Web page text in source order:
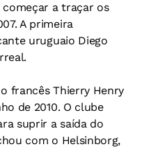
começar a traçar os
A primeira
uruguaio Diego
francês Thierry Henry
de 2010. O clube
suprir a saída do
com o Helsinborg,